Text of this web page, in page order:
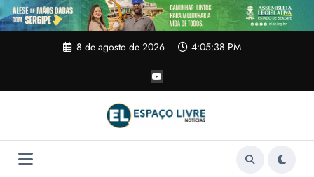
Pular
para
o
8 de agosto de 2026 4:05:39 PM